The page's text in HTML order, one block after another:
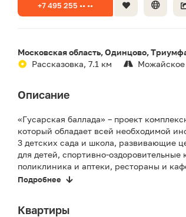
+7 495 255 •• ••
Московская область, Одинцово,
Рассказовка, 7.1 км
Описание
«Гусарская баллада» – проект
который обладает всей необходимой
3 детских сада и школа, развивающие
для детей, спортивно-оздоровительные
поликлиника и аптеки, рестораны и
Подробнее
Квартиры